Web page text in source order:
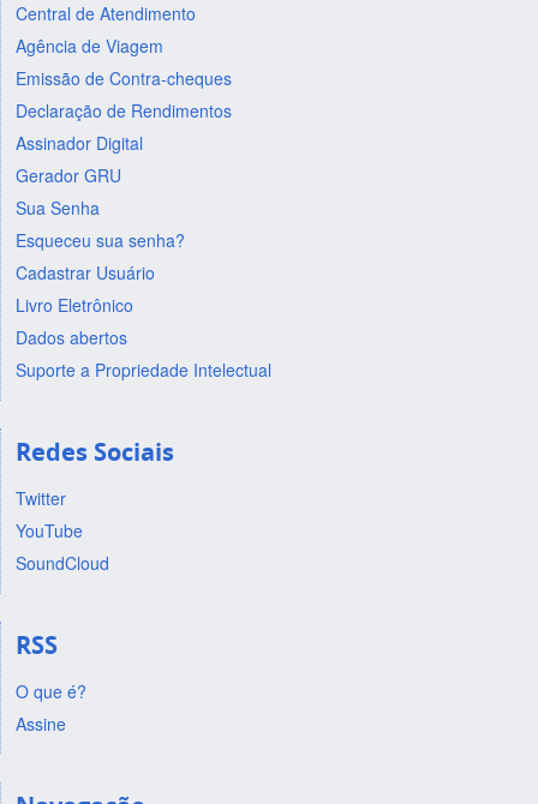
Central de Atendimento
Agência de Viagem
Emissão de Contra-cheques
Declaração de Rendimentos
Assinador Digital
Gerador GRU
Sua Senha
Esqueceu sua senha?
Cadastrar Usuário
Livro Eletrônico
Dados abertos
Suporte a Propriedade Intelectual
Redes Sociais
Twitter
YouTube
SoundCloud
RSS
O que é?
Assine